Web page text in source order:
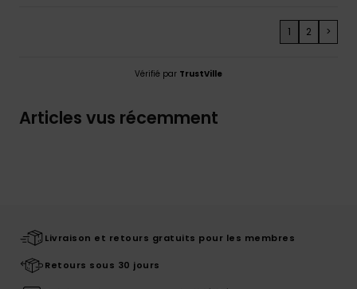
1 2 >
Vérifié par TrustVille
Articles vus récemment
Livraison et retours gratuits pour les membres
Retours sous 30 jours